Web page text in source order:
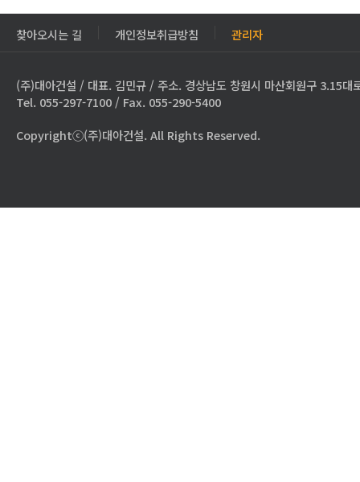
찾아오시는 길 개인정보취급방침 관리자
(주)대아건설 / 대표. 김민규 / 주소. 경상남도 창원시 마산회원구 3.15대
Tel. 055-297-7100 / Fax. 055-290-5400
Copyrightⓒ(주)대아건설. All Rights Reserved.